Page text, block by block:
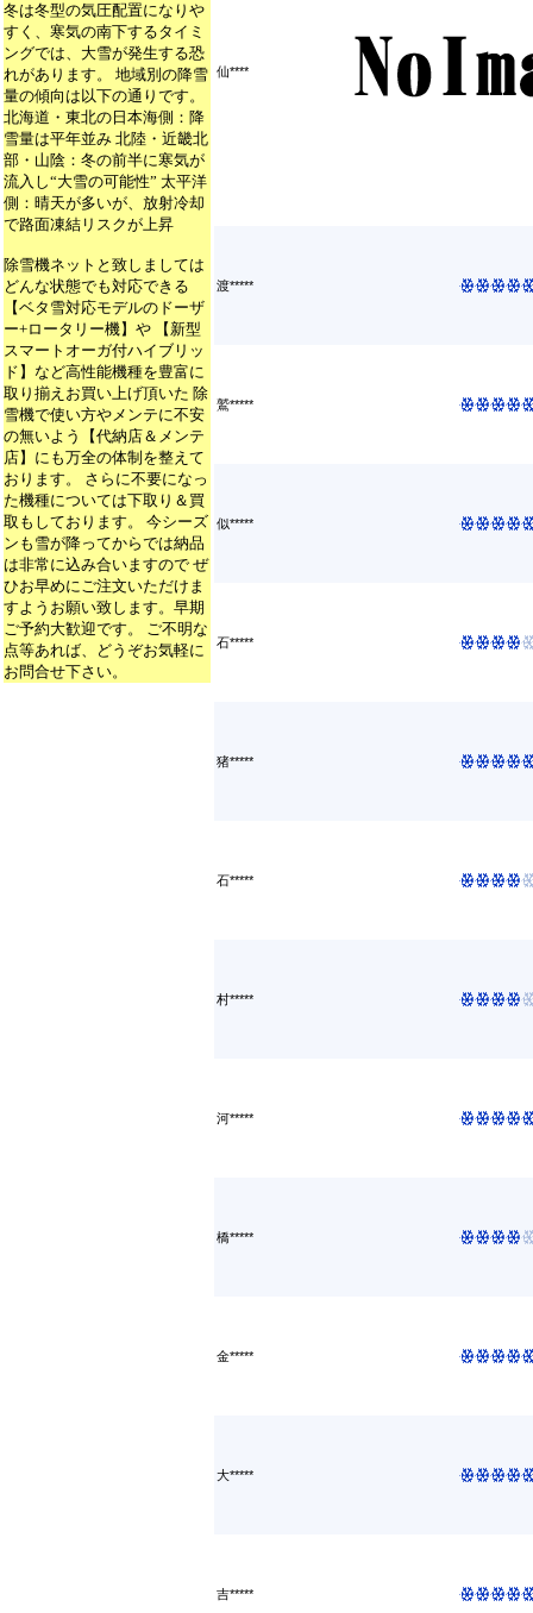
冬は冬型の気圧配置になりや
すく、寒気の南下するタイミ
ングでは、大雪が発生する恐
れがあります。 地域別の降雪
量の傾向は以下の通りです。
北海道・東北の日本海側：降
雪量は平年並み 北陸・近畿北
部・山陰：冬の前半に寒気が
流入し“大雪の可能性” 太平洋
側：晴天が多いが、放射冷却
で路面凍結リスクが上昇
除雪機ネットと致しましては
どんな状態でも対応できる
【ベタ雪対応モデルのドーザ
ー+ロータリー機】や 【新型
スマートオーガ付ハイブリッ
ド】など高性能機種を豊富に
取り揃えお買い上げ頂いた 除
雪機で使い方やメンテに不安
の無いよう【代納店＆メンテ
店】にも万全の体制を整えて
おります。 さらに不要になっ
た機種については下取り＆買
取もしております。 今シーズ
ンも雪が降ってからでは納品
は非常に込み合いますので ぜ
ひお早めにご注文いただけま
すようお願い致します。早期
ご予約大歓迎です。 ご不明な
点等あれば、どうぞお気軽に
お問合せ下さい。
仙****
渡*****
鷲*****
似*****
石*****
猪*****
石*****
村*****
河*****
橋*****
金*****
大*****
吉*****